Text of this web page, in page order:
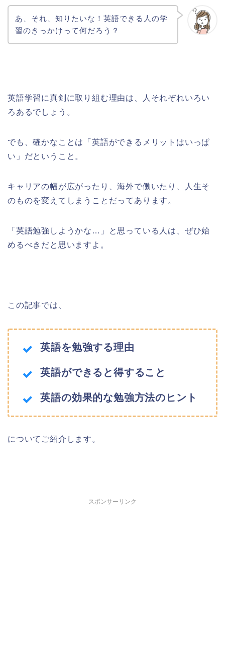
あ、それ、知りたいな！英語できる人の学
習のきっかけって何だろう？
英語学習に真剣に取り組む理由は、人それぞれいろい
ろあるでしょう。
でも、確かなことは「英語ができるメリットはいっぱ
い」だということ。
キャリアの幅が広がったり、海外で働いたり、人生そ
のものを変えてしまうことだってあります。
「英語勉強しようかな…」と思っている人は、ぜひ始
めるべきだと思いますよ。
この記事では、
英語を勉強する理由
英語ができると得すること
英語の効果的な勉強方法のヒント
についてご紹介します。
スポンサーリンク